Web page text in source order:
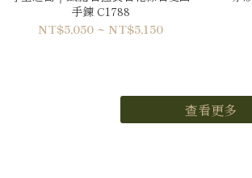
手鍊 C1788
NT$5,050 ~ NT$5,150
查看更多